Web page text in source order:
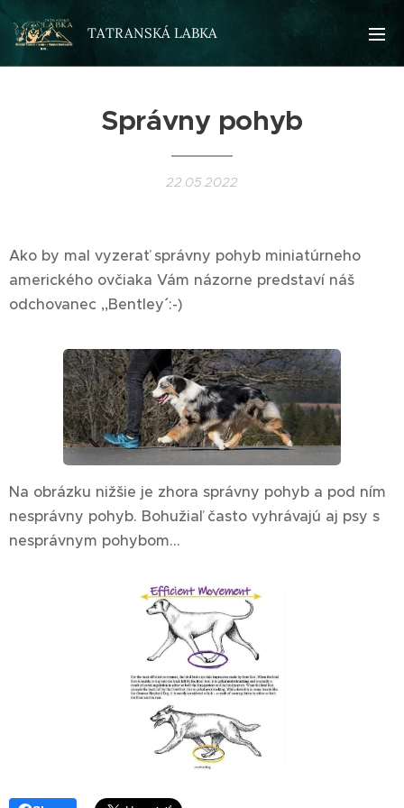
TATRANSKÁ LABKA
Správny pohyb
22.05.2022
Ako by mal vyzerať správny pohyb miniatúrneho
amerického ovčiaka Vám názorne predstaví náš
odchovanec ,,Bentley´´ :-)
Na obrázku nižšie je zhora správny pohyb a pod ním
nesprávny pohyb. Bohužiaľ často vyhrávajú aj psy s
nesprávnym pohybom...